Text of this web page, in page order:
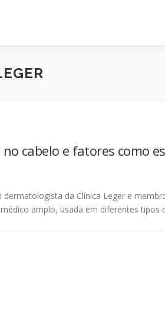
cabelo e fatores como
dermatologista da Clínica Leger e
amplo, usada em diferentes tipos